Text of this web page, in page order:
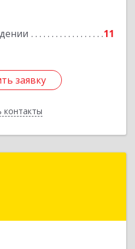
11
заявку
контакты
Подробнее
заявку
обл, Североуральск г,